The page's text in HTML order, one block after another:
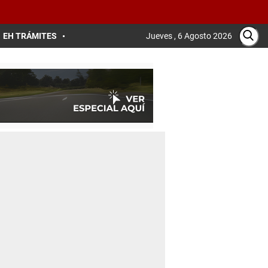
EH TRÁMITES Jueves , 6 Agosto 2026